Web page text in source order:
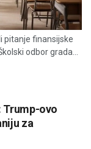
pitanje finansijske
odbor grada...
Trump-ovo
za